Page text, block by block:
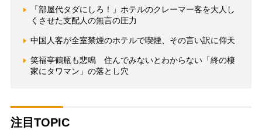
「部屋代タダにしろ！」ホテルのクレーマー客を大人し
くさせた支配人の無言の圧力
中国人客が全室禁煙のホテルで喫煙、その言い訳に仰天
笑福亭鶴瓶も悲鳴 住んでみないとわからない「終の棲
家にタワマン」の落とし穴
注目TOPIC